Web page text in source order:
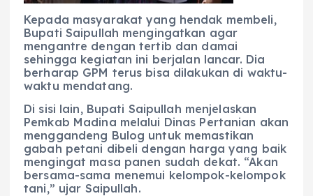
Kepada masyarakat yang hendak membeli,
Bupati Saipullah mengingatkan agar
mengantre dengan tertib dan damai
sehingga kegiatan ini berjalan lancar. Dia
berharap GPM terus bisa dilakukan di waktu-
waktu mendatang.
Di sisi lain, Bupati Saipullah menjelaskan
Pemkab Madina melalui Dinas Pertanian akan
menggandeng Bulog untuk memastikan
gabah petani dibeli dengan harga yang baik
mengingat masa panen sudah dekat. “Akan
bersama-sama menemui kelompok-kelompok
tani,” ujar Saipullah.